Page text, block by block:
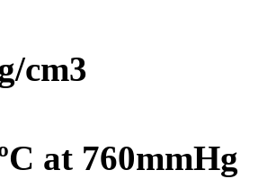
cm3
at 760mmHg